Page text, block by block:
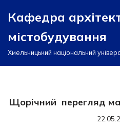
Перейти
до
вмісту
Кафедра
містобудування
Хмельницький національний
Щорічний перегляд